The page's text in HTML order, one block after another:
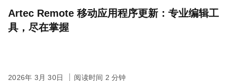
Artec Remote 移动应用程序更新：专业编辑工
具，尽在掌握
2026年 3月 30日 阅读时间 2 分钟